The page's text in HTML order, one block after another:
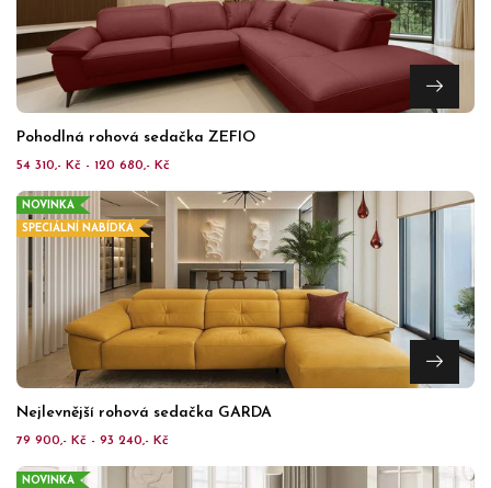
Pohodlná rohová sedačka ZEFIO
54 310,- Kč - 120 680,- Kč
NOVINKA
SPECIÁLNÍ NABÍDKA
Nejlevnější rohová sedačka GARDA
79 900,- Kč - 93 240,- Kč
NOVINKA